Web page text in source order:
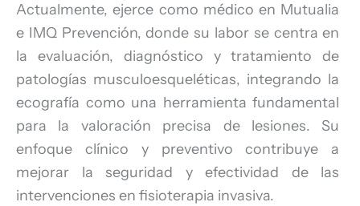
Actualmente, ejerce como médico en Mutualia
e IMQ Prevención, donde su labor se centra en
la evaluación, diagnóstico y tratamiento de
patologías musculoesqueléticas, integrando la
ecografía como una herramienta fundamental
para la valoración precisa de lesiones. Su
enfoque clínico y preventivo contribuye a
mejorar la seguridad y efectividad de las
intervenciones en fisioterapia invasiva.